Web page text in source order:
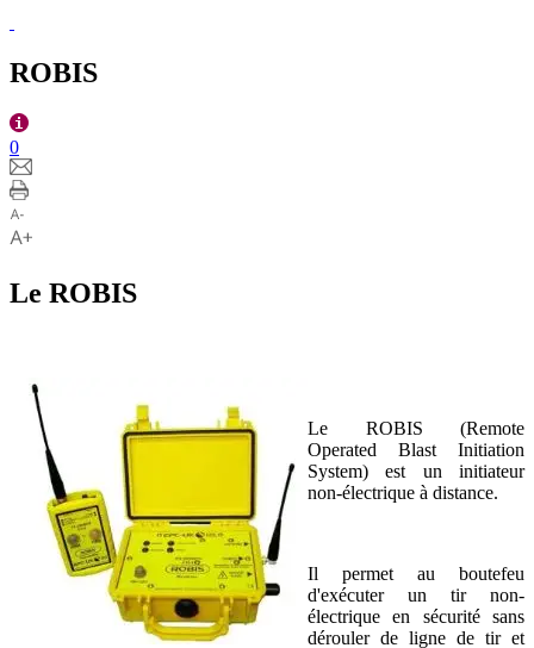
ROBIS
0
Le ROBIS
Le ROBIS (Remote
Operated Blast Initiation
System) est un initiateur
non-électrique à distance.
Il permet au boutefeu
d'exécuter un tir non-
électrique en sécurité sans
dérouler de ligne de tir et